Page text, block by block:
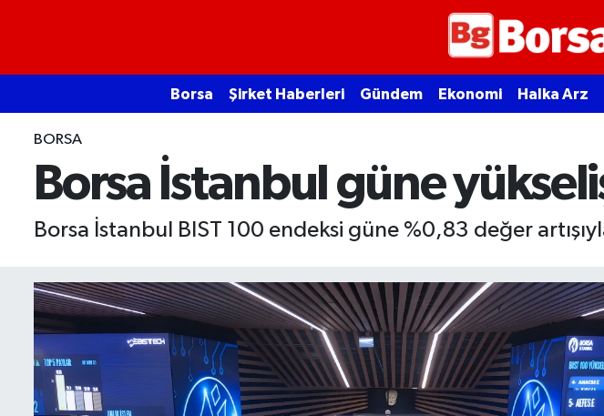
Borsa Şirket Haberleri Gündem Ekonomi Halka Arz
BORSA
Borsa İstanbul güne
Borsa İstanbul BIST 100 endeksi güne %0,83 değer
Ekonomi
Emtia
Bitcoin
Şirket Haberleri
Borsa Gundem